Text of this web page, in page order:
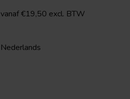
vanaf €19,50 excl. BTW
Nederlands